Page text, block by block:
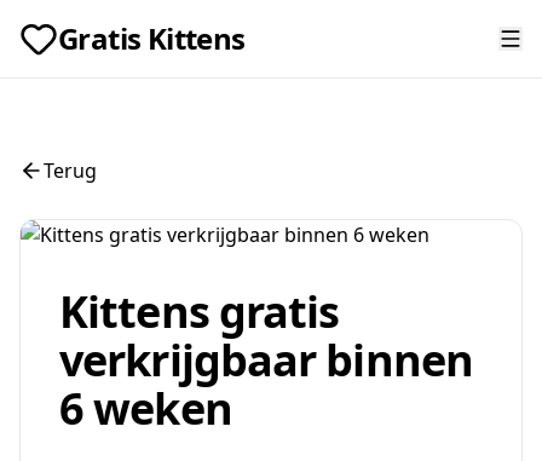
Gratis Kittens
Terug
Kittens gratis
verkrijgbaar binnen
6 weken